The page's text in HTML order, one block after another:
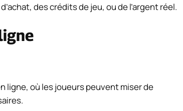
des crédits de jeu, ou de l’argent réel.
ligne, où les joueurs peuvent miser de